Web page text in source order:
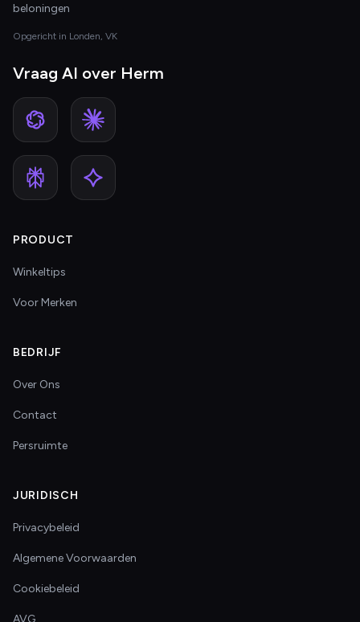
beloningen
Opgericht in Londen, VK
Vraag AI over Herm
PRODUCT
Winkeltips
Voor Merken
BEDRIJF
Over Ons
Contact
Persruimte
JURIDISCH
Privacybeleid
Algemene Voorwaarden
Cookiebeleid
AVG